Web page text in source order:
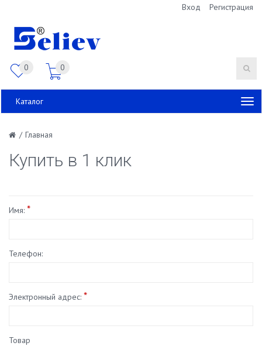
Вход Регистрация
0 0
Каталог
/ Главная
Купить в 1 клик
Имя: *
Телефон:
Электронный адрес: *
Товар